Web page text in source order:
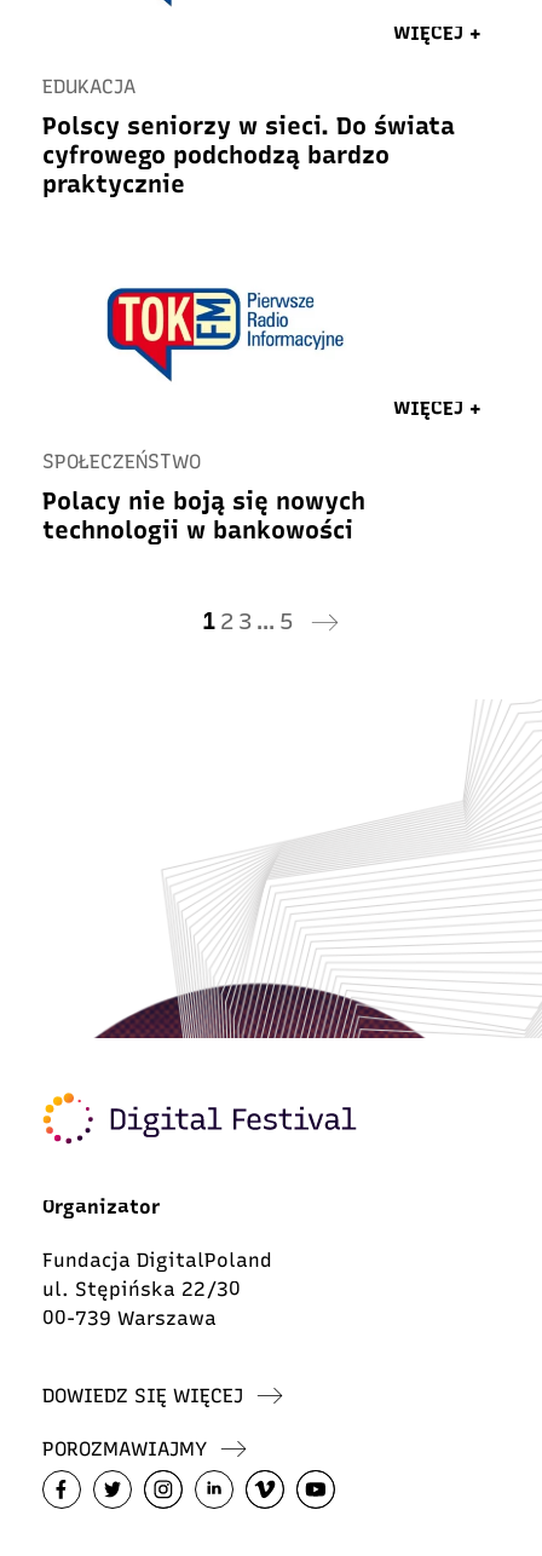
WIĘCEJ +
EDUKACJA
Polscy seniorzy w sieci. Do świata
cyfrowego podchodzą bardzo
praktycznie
WIĘCEJ +
SPOŁECZEŃSTWO
Polacy nie boją się nowych
technologii w bankowości
1 2 3 … 5
Organizator
Fundacja DigitalPoland
ul. Stępińska 22/30
00-739 Warszawa
DOWIEDZ SIĘ WIĘCEJ
POROZMAWIAJMY